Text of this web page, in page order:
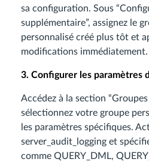
sa configuration. Sous
supplémentaire”, assignez le
personnalisé créé plus tôt et
modifications immédiatement.
3. Configurer les paramètres
Accédez à la section “Groupes
sélectionnez votre groupe
les paramètres spécifiques.
server_audit_logging et
comme QUERY_DML,